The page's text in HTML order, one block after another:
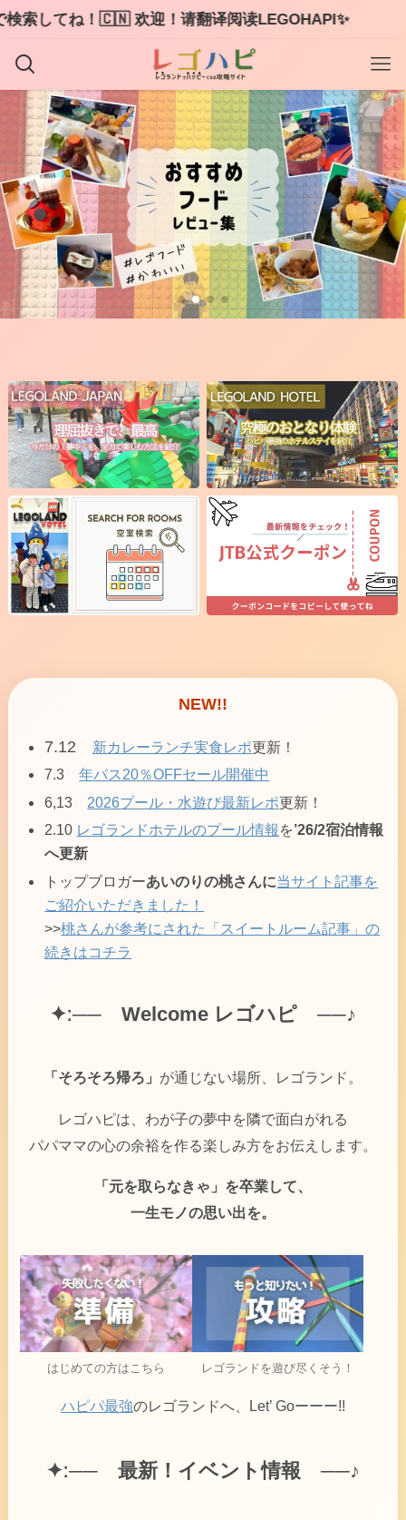
ね！🇨🇳 欢迎！请翻译阅读LEGOHAPI✨
NEW!!
7.12 新カレーランチ実食レポ更新！
7.3年パス20％OFFセール開催中
6,13 2026プール・水遊び最新レポ更新！
2.10 レゴランドホテルのプール情報 を’26/2宿泊情報
へ更新
トップブロガーあいのりの桃さんに当サイト記事を
ご紹介いただきました！
>>桃さんが参考にされた「スイートルーム記事」の
続きはコチラ
✦ː── Welcome レゴハピ ──♪
「そろそろ帰ろ」 が通じない場所、レゴランド。
レゴハピは、わが子の夢中を隣で面白がれる
パパママの心の余裕を作る楽しみ方をお伝えします。
「元を取らなきゃ」を卒業して、
一生モノの思い出を。
はじめての方はこちら レゴランドを遊び尽くそう！
ハピパ最強のレゴランドへ、Let’ Goーーー!!
✦ː── 最新！イベント情報 ──♪